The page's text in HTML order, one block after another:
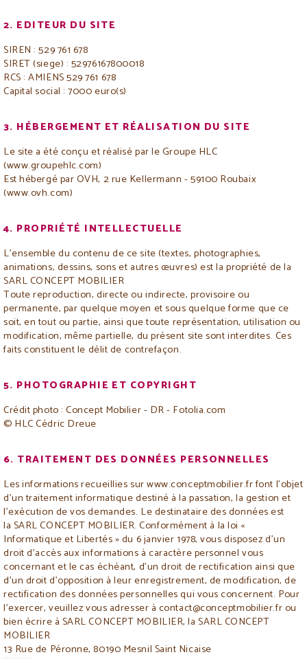
2. EDITEUR DU SITE
SIREN : 529 761 678
SIRET (siege) : 52976167800018
RCS : AMIENS 529 761 678
Capital social : 7000 euro(s)
3. HÉBERGEMENT ET RÉALISATION DU SITE
Le site a été conçu et réalisé par le Groupe HLC
(www.groupehlc.com)
Est hébergé par OVH, 2 rue Kellermann - 59100 Roubaix
(www.ovh.com)
4. PROPRIÉTÉ INTELLECTUELLE
L’ensemble du contenu de ce site (textes, photographies,
animations, dessins, sons et autres œuvres) est la propriété de la
SARL CONCEPT MOBILIER
Toute reproduction, directe ou indirecte, provisoire ou
permanente, par quelque moyen et sous quelque forme que ce
soit, en tout ou partie, ainsi que toute représentation, utilisation ou
modification, même partielle, du présent site sont interdites. Ces
faits constituent le délit de contrefaçon.
5. PHOTOGRAPHIE ET COPYRIGHT
Crédit photo : Concept Mobilier - DR - Fotolia.com
© HLC Cédric Dreue
6. TRAITEMENT DES DONNÉES PERSONNELLES
Les informations recueillies sur www.conceptmobilier.fr font l’objet
d’un traitement informatique destiné à la passation, la gestion et
l’exécution de vos demandes. Le destinataire des données est
la SARL CONCEPT MOBILIER. Conformément à la loi «
Informatique et Libertés » du 6 janvier 1978, vous disposez d’un
droit d’accès aux informations à caractère personnel vous
concernant et le cas échéant, d’un droit de rectification ainsi que
d’un droit d’opposition à leur enregistrement, de modification, de
rectification des données personnelles qui vous concernent. Pour
l’exercer, veuillez vous adresser à contact@conceptmobilier.fr ou
bien écrire à SARL CONCEPT MOBILIER, la SARL CONCEPT
MOBILIER
13 Rue de Péronne, 80190 Mesnil Saint Nicaise